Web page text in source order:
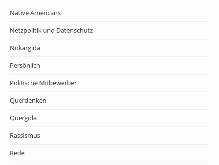
Native Americans
Netzpolitik und Datenschutz
Nokargida
Persönlich
Politische Mitbewerber
Querdenken
Quergida
Rassismus
Rede